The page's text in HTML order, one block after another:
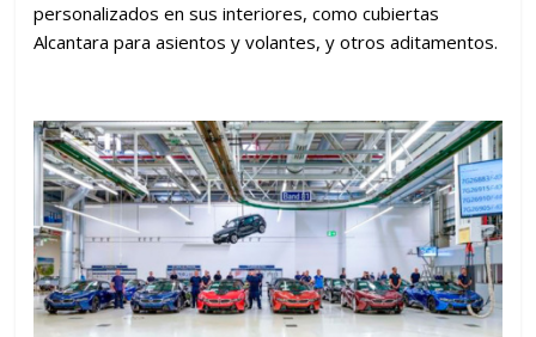
personalizados en sus interiores, como cubiertas
Alcantara para asientos y volantes, y otros aditamentos.